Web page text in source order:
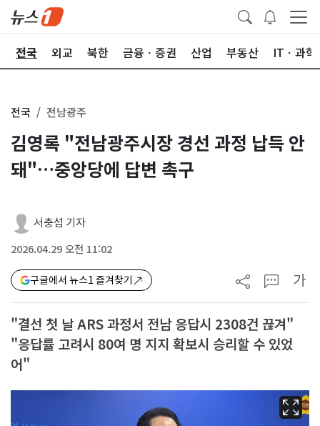
전국 외교 북한 금융ㆍ증권 산업 부동산 ITㆍ과학
전국 전남광주
김영록 "전남광주시장 경선 과정 납득 안
돼"…중앙당에 답변 촉구
서충섭 기자
2026.04.29 오전 11:02
구글에서 뉴스1 즐겨찾기 가
"결선 첫 날 ARS 과정서 전남 응답시 2308건 끊겨"
"응답률 고려시 80여 명 지지 확보시 승리할 수 있었
어"